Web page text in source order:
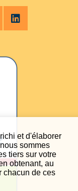
et d'élaborer
sommes
tiers sur votre
obtenant, au
chacun de ces